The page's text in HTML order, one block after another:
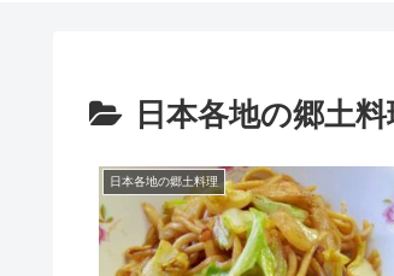
日本各地の郷土料
日本各地の郷土料理